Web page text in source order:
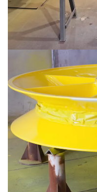
Crane beams